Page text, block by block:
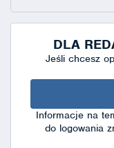
DLA
Jeśli chcesz
Informacje na
do logowania